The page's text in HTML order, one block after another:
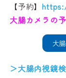
【予約】
大腸カメラの
大
＞大腸内視鏡